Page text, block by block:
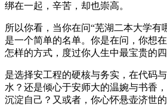
绑在一起，辛苦，却也崇高。
所以你看，当你在问“芜湖二本大学有
是一个简单的名单。你是在问，你想
怎样的方式，度过你人生中最宝贵的四
是选择安工程的硬核与务实，在代码
水？还是倾心于安师大的温婉与书香
沉淀自己？又或者，你心怀悬壶济世